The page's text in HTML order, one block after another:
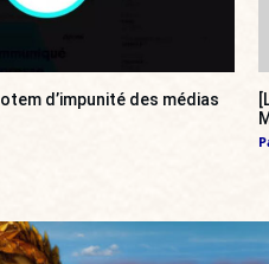
d’impunité des médias